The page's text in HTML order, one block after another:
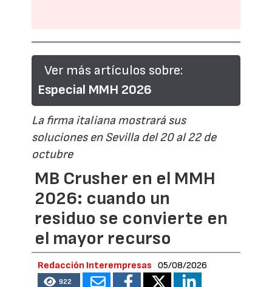
Ver más artículos sobre:
Especial MMH 2026
La firma italiana mostrará sus
soluciones en Sevilla del 20 al 22 de
octubre
MB Crusher en el MMH
2026: cuando un
residuo se convierte en
el mayor recurso
Redacción Interempresas 05/08/2026
922